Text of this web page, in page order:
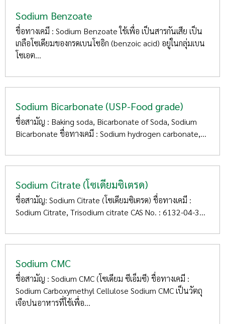
Sodium Benzoate
ชื่อทางเคมี : Sodium Benzoate ใช้เพื่อ เป็นสารกันเสีย เป็น
เกลือโซเดียมของกรดเบนโซอิก (benzoic acid) อยู่ในกลุ่มเบน
โซเอต...
Sodium Bicarbonate (USP-Food grade)
ชื่อสามัญ : Baking soda, Bicarbonate of Soda, Sodium
Bicarbonate ชื่อทางเคมี : Sodium hydrogen carbonate,...
Sodium Citrate (โซเดียมซิเตรด)
ชื่อสามัญ: Sodium Citrate (โซเดียมซิเตรด) ชื่อทางเคมี :
Sodium Citrate, Trisodium citrate CAS No. : 6132-04-3...
Sodium CMC
ชื่อสามัญ : Sodium CMC (โซเดียม ซีเอ็มซี) ชื่อทางเคมี :
Sodium Carboxymethyl Cellulose Sodium CMC เป็นวัตถุ
เจือปนอาหารที่ใช้เพื่อ...